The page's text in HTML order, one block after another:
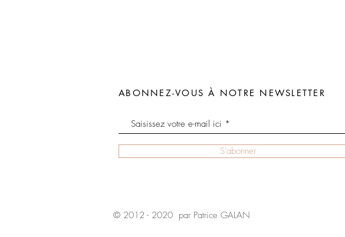
ABONNEZ-VOUS À NOTRE NEWSLETTER
S'abonner
© 2012 - 2020 par Patrice GALAN